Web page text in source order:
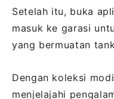
Setelah itu, buka
masuk ke garasi
yang bermuatan
Dengan koleksi
menjelajahi